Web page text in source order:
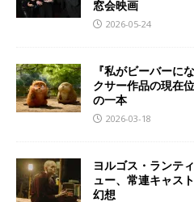
窓会映画
2026-05-24
『私がビーバーに
クサー作品の現在
の一本
2026-03-18
ヨルゴス・ランテ
ュー、常連キャス
幻想